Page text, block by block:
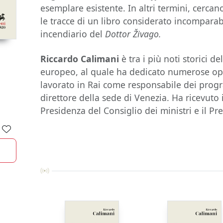
esemplare esistente. In altri termini,
le tracce di un libro considerato
incendiario delDottorŽivago.
Riccardo Calimani è tra i più noti storici
europeo, al quale ha dedicato numerose
lavorato in Rai come responsabile dei
direttore della sede di Venezia. Ha
Presidenza del Consiglio dei ministri e il